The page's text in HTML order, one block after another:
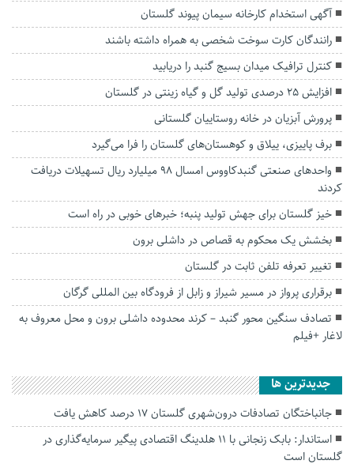
آگهی استخدام کارخانه سیمان پیوند گلستان
رانندگان کارت سوخت شخصی به همراه داشته باشند
کنترل ترافیک میدان بسیج گنبد را دریابید
افزایش ۲۵ درصدی تولید گل و گیاه زینتی در گلستان
پرورش آبزیان در خانه روستاییان گلستانی
برف پاییزی، ییلاق و کوهستان‌های گلستان را فرا می‌گیرد
واحدهای صنعتی گنبدکاووس امسال ۹۸ میلیارد ریال تسهیلات دریافت
کردند
خیز گلستان برای جهش تولید پنبه؛ خبرهای خوبی در راه است
بخشش یک محکوم به قصاص در داشلی برون
تغییر تعرفه تلفن ثابت در گلستان
برقراری پرواز در مسیر شیراز و زابل از فرودگاه بین المللی گرگان
تصادف سنگین محور گنبد – کرند محدوده داشلی برون و محل معروف به
لاغار +فیلم
جديدترين ها
جانباختگان تصادفات درون‌شهری گلستان ۱۷ درصد کاهش یافت
استاندار: بابک زنجانی با ۱۱ هلدینگ اقتصادی پیگیر سرمایه‌گذاری در
گلستان است